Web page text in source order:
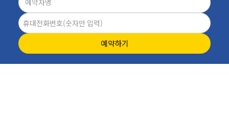
예약하기